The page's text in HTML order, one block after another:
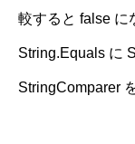
較すると false に
String.Equals に
StringComparer